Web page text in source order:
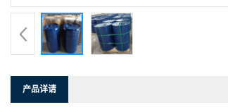
产品详请